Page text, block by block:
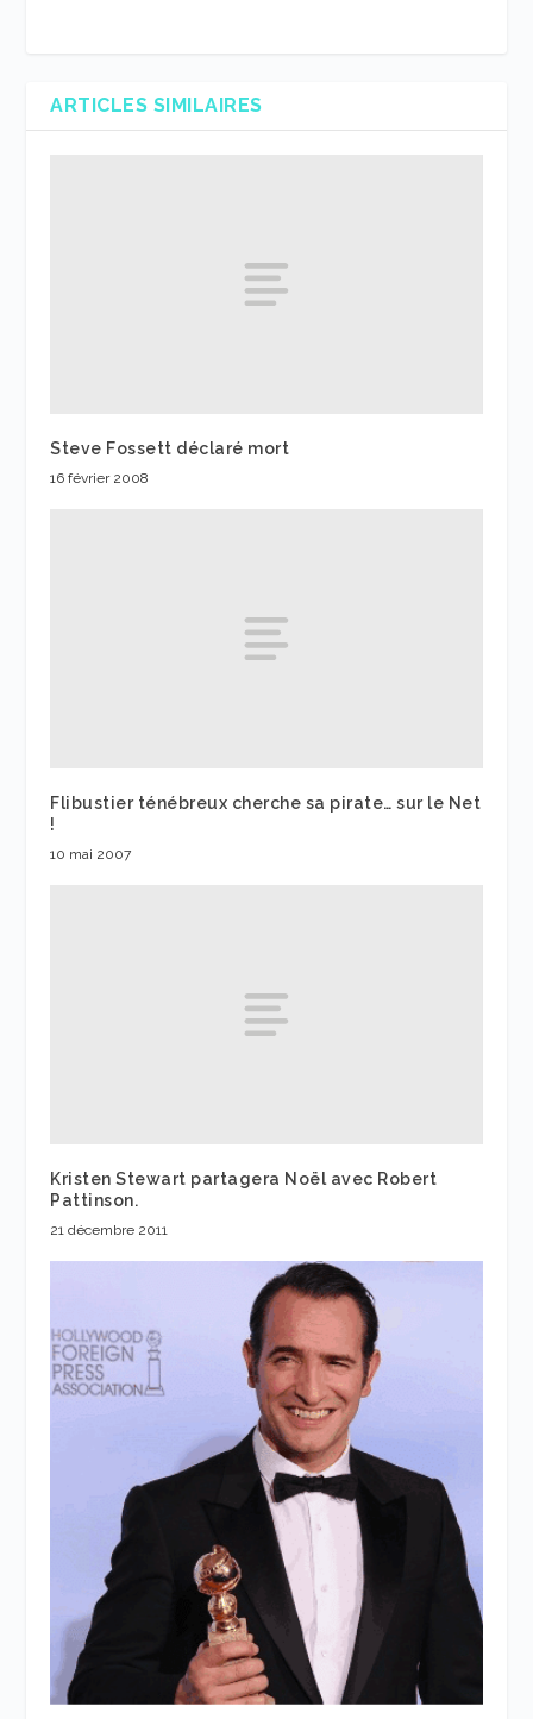
ARTICLES SIMILAIRES
Steve Fossett déclaré mort
16 février 2008
Flibustier ténébreux cherche sa pirate… sur le Net
!
10 mai 2007
Kristen Stewart partagera Noël avec Robert
Pattinson.
21 décembre 2011